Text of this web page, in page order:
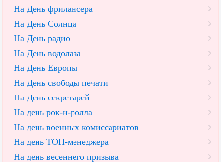
На День фрилансера
На День Солнца
На День радио
На День водолаза
На День Европы
На День свободы печати
На День секретарей
На день рок-н-ролла
На день военных комиссариатов
На день ТОП-менеджера
На день весеннего призыва